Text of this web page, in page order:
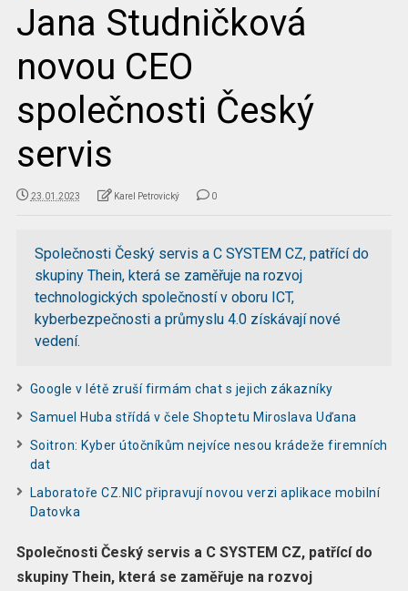
Jana Studničková
novou CEO
společnosti Český
servis
23.01.2023 Karel Petrovický 0
Společnosti Český servis a C SYSTEM CZ, patřící do
skupiny Thein, která se zaměřuje na rozvoj
technologických společností v oboru ICT,
kyberbezpečnosti a průmyslu 4.0 získávají nové
vedení.
Google v létě zruší firmám chat s jejich zákazníky
Samuel Huba střídá v čele Shoptetu Miroslava Uďana
Soitron: Kyber útočníkům nejvíce nesou krádeže firemních
dat
Laboratoře CZ.NIC připravují novou verzi aplikace mobilní
Datovka
Společnosti Český servis a C SYSTEM CZ, patřící do
skupiny Thein, která se zaměřuje na rozvoj